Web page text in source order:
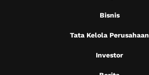
Bisnis
Tata Kelola Perusahaan
Investor